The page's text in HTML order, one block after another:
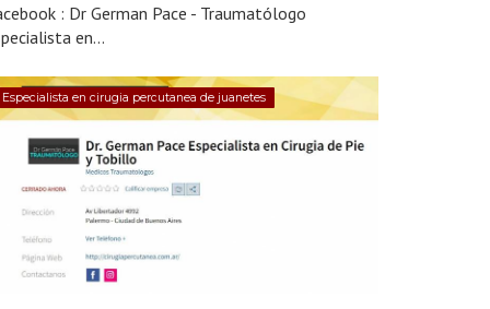
: Dr German Pace - Traumatólogo
en...
Especialista en cirugia percutanea de juanetes